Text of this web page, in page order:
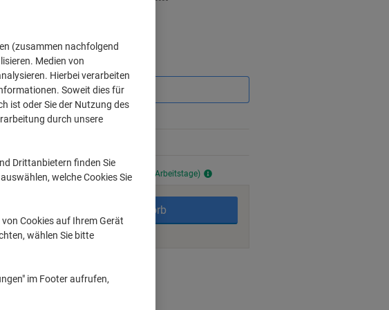
exkl. USt
42,49 €
39,79 € -6%
und wir liefern sobald verfügbar (ca. 5-6 Arbeitstage)
In den Warenkorb
(zusammen nachfolgend
Medien von
Hierbei verarbeiten
Soweit dies für
ist oder Sie der Nutzung des
durch unsere
Drittanbietern finden Sie
welche Cookies Sie
Cookies auf Ihrem Gerät
wählen Sie bitte
im Footer aufrufen,